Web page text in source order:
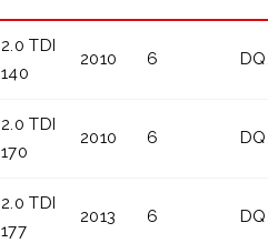
2.0 TDI
140
2010 6
2.0 TDI
170
2010 6
2.0 TDI
177
2013 6